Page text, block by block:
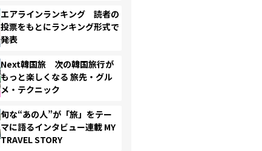
エアラインランキング 読者の
投票をもとにランキング形式で
発表
Next韓国旅 次の韓国旅行が
もっと楽しくなる 旅先・グル
メ・テクニック
旬な“あの人”が「旅」をテー
マに語るインタビュー連載 MY
TRAVEL STORY